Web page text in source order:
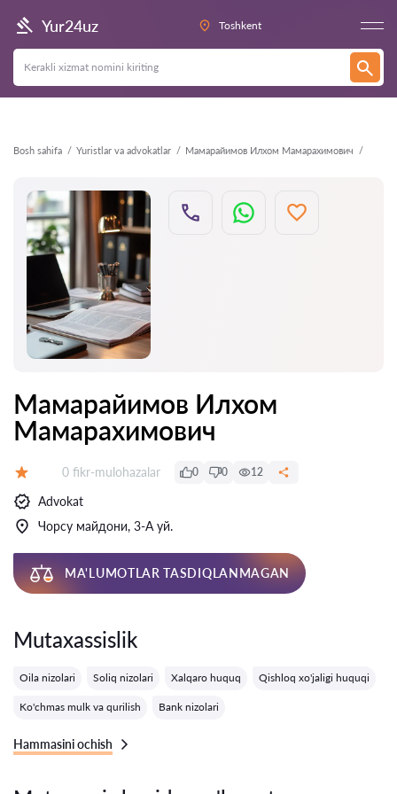
Yur24uz Toshkent
Bosh sahifa Yuristlar va advokatlar Мамарайимов Илхом Мамарахимович
Orqaga
Мамарайимов Илхом
Мамарахимович
Fikrlar:
0 fikr-mulohazalar 0 0 12
Advokat
Чорсу майдони, 3-А уй.
MA'LUMOTLAR TASDIQLANMAGAN
Mutaxassislik
Oila nizolari Soliq nizolari Xalqaro huquq Qishloq xo'jaligi huquqi
Ko'chmas mulk va qurilish Bank nizolari
Hammasini ochish